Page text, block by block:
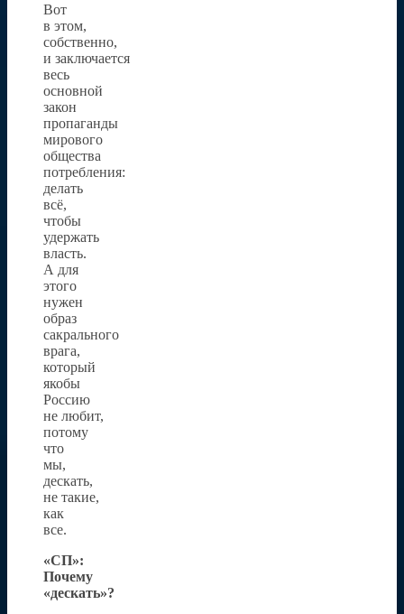
Вот
в этом,
собственно,
и заключается
весь
основной
закон
пропаганды
мирового
общества
потребления:
делать
всё,
чтобы
удержать
власть.
А для
этого
нужен
образ
сакрального
врага,
который
якобы
Россию
не любит,
потому
что
мы,
дескать,
не такие,
как
все.
«СП»:
Почему
«дескать»?